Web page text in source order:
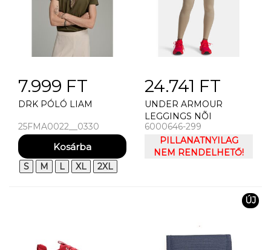
7.999 FT
DRK PÓLÓ LIAM
25FMA0022__0330
S M L XL 2XL
24.741 FT
UNDER ARMOUR
LEGGINGS NÕI
LEGGINGS UNDER
ARMOUR UA VANISH
SEAMLESS LEGGING
6000646-299
PILLANATNYILAG
NEM RENDELHETŐ!
ÚJ